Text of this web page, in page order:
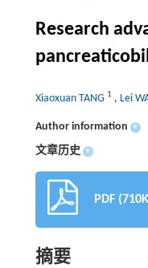
Research
Xiaoxuan TANG 1 , Lei
Author information +
文章历史 +
PDF
摘要